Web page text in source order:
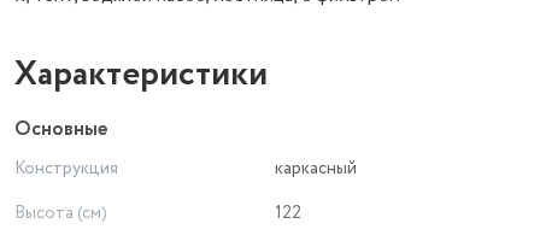
Характеристики
Основные
Конструкция
каркасный
Высота (см)
122